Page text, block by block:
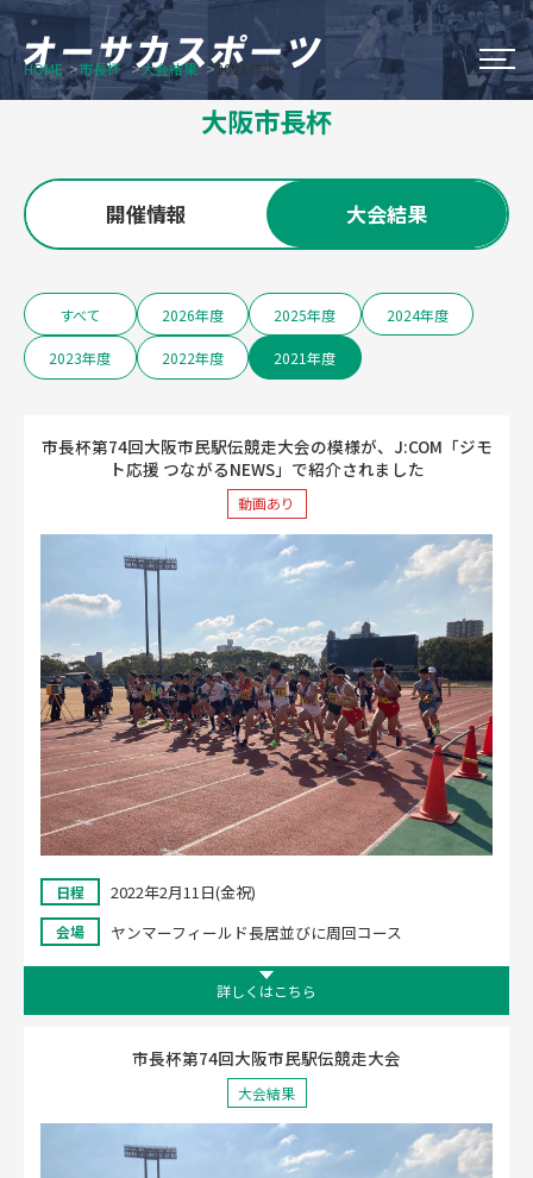
大阪市のスポーツイベント
OSAKA シティウオーク
オータム・チャレンジ・スポーツ
大阪市長杯
新着情報
オーサカスポーツについて
CLOSE
HOME 市長杯 大会結果 2021年度
大阪市長杯
開催情報 大会結果
すべて 2026年度 2025年度 2024年度
2023年度 2022年度 2021年度
市長杯第74回大阪市民駅伝競走大会の模様が、J:COM「ジモ
ト応援 つながるNEWS」で紹介されました
動画あり
日程 2022年2月11日(金祝)
会場 ヤンマーフィールド長居並びに周回コース
詳しくはこちら
市長杯第74回大阪市民駅伝競走大会
大会結果